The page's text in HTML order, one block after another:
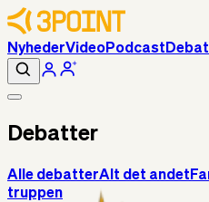
NyhederVideoPodcast Debat
Debatter
Alle debatterAlt det andet
truppen